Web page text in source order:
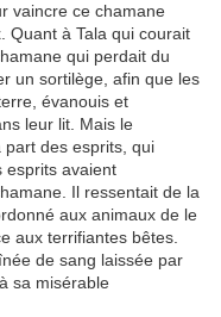
vaincre ce chamane
Quant à Tala qui courait
qui perdait du
un sortilège, afin que les
évanouis et
leur lit. Mais le
des esprits, qui
esprits avaient
Il ressentait de la
aux animaux de le
aux terrifiantes bêtes.
de sang laissée par
sa misérable